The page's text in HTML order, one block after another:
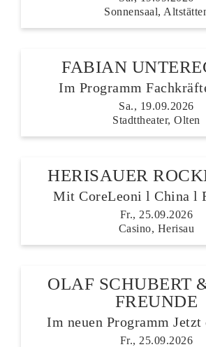
Sonnensaal,
FABIAN
Im Programm
Sa., 19.09.2026
Stadttheater, Olten
HERISAUER
Mit CoreLeoni l China l
Fr., 25.09.2026
Casino, Herisau
OLAF SCHUBERT
FREUNDE
Im neuen Programm Jetzt
Fr., 25.09.2026